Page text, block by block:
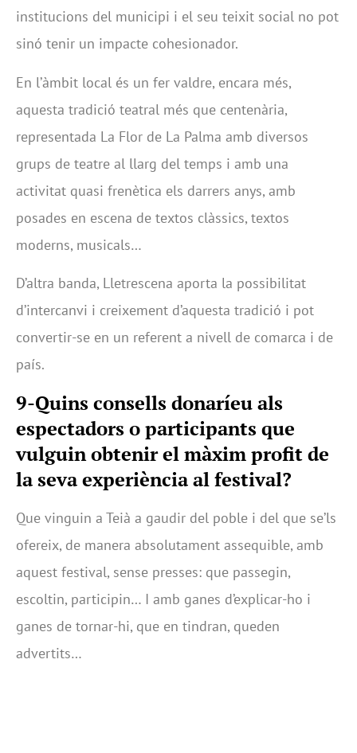
institucions del municipi i el seu teixit social no pot
sinó tenir un impacte cohesionador.
En l’àmbit local és un fer valdre, encara més,
aquesta tradició teatral més que centenària,
representada La Flor de La Palma amb diversos
grups de teatre al llarg del temps i amb una
activitat quasi frenètica els darrers anys, amb
posades en escena de textos clàssics, textos
moderns, musicals…
D’altra banda, Lletrescena aporta la possibilitat
d’intercanvi i creixement d’aquesta tradició i pot
convertir-se en un referent a nivell de comarca i de
país.
9-Quins consells donaríeu als
espectadors o participants que
vulguin obtenir el màxim profit de
la seva experiència al festival?
Que vinguin a Teià a gaudir del poble i del que se’ls
ofereix, de manera absolutament assequible, amb
aquest festival, sense presses: que passegin,
escoltin, participin… I amb ganes d’explicar-ho i
ganes de tornar-hi, que en tindran, queden
advertits…